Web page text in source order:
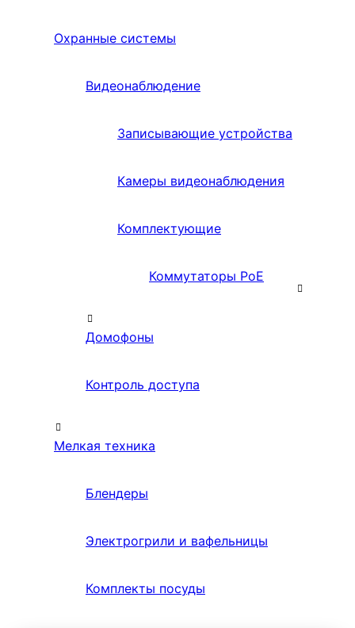
Охранные системы
Видеонаблюдение
Записывающие устройства
Камеры видеонаблюдения
Комплектующие
Коммутаторы PoE
Домофоны
Контроль доступа
Мелкая техника
Блендеры
Электрогрили и вафельницы
Комплекты посуды